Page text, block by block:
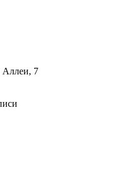
Аллеи, 7